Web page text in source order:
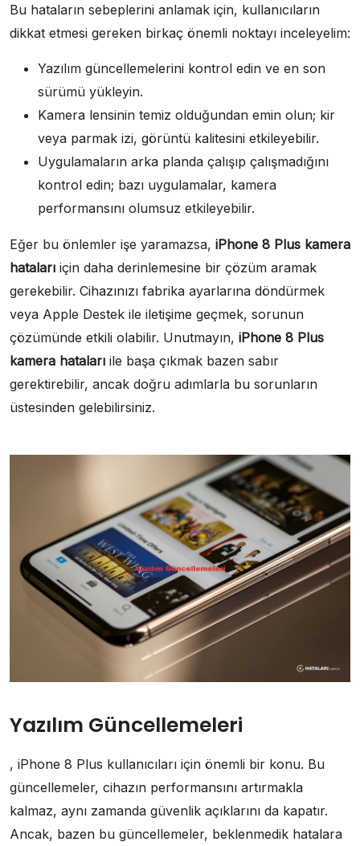
Bu hataların sebeplerini anlamak için, kullanıcıların
dikkat etmesi gereken birkaç önemli noktayı inceleyelim:
Yazılım güncellemelerini kontrol edin ve en son
sürümü yükleyin.
Kamera lensinin temiz olduğundan emin olun; kir
veya parmak izi, görüntü kalitesini etkileyebilir.
Uygulamaların arka planda çalışıp çalışmadığını
kontrol edin; bazı uygulamalar, kamera
performansını olumsuz etkileyebilir.
Eğer bu önlemler işe yaramazsa, iPhone 8 Plus kamera
hataları için daha derinlemesine bir çözüm aramak
gerekebilir. Cihazınızı fabrika ayarlarına döndürmek
veya Apple Destek ile iletişime geçmek, sorunun
çözümünde etkili olabilir. Unutmayın, iPhone 8 Plus
kamera hataları ile başa çıkmak bazen sabır
gerektirebilir, ancak doğru adımlarla bu sorunların
üstesinden gelebilirsiniz.
Yazılım Güncellemeleri
, iPhone 8 Plus kullanıcıları için önemli bir konu. Bu
güncellemeler, cihazın performansını artırmakla
kalmaz, aynı zamanda güvenlik açıklarını da kapatır.
Ancak, bazen bu güncellemeler, beklenmedik hatalara